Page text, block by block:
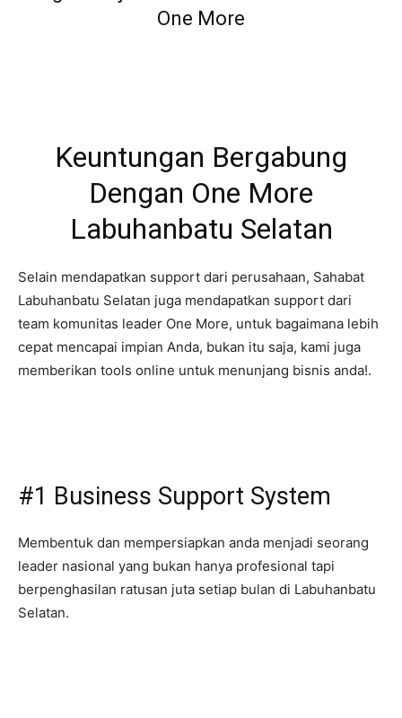
One More
Keuntungan Bergabung
Dengan One More
Labuhanbatu Selatan
Selain mendapatkan support dari perusahaan, Sahabat
Labuhanbatu Selatan juga mendapatkan support dari
team komunitas leader One More, untuk bagaimana lebih
cepat mencapai impian Anda, bukan itu saja, kami juga
memberikan tools online untuk menunjang bisnis anda!.
#1 Business Support System
Membentuk dan mempersiapkan anda menjadi seorang
leader nasional yang bukan hanya profesional tapi
berpenghasilan ratusan juta setiap bulan di Labuhanbatu
Selatan.